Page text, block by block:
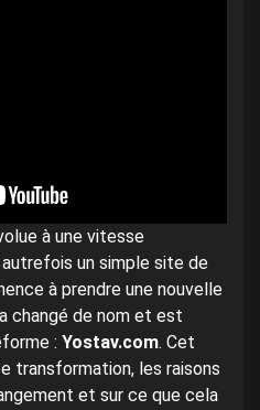
à une vitesse
un simple site de
à prendre une nouvelle
changé de nom et est
: Yostav.com. Cet
transformation, les raisons
et sur ce que cela